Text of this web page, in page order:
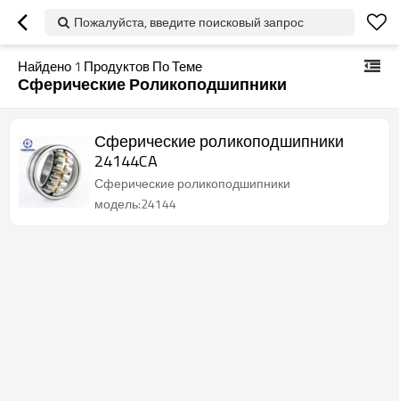
Пожалуйста, введите поисковый запрос
Найдено 1 Продуктов По Теме
Сферические Роликоподшипники
Сферические роликоподшипники
24144CA
Сферические роликоподшипники
модель:24144